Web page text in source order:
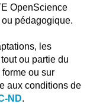
OpenScience
pédagogique.
les
ou partie du
ou sur
aux conditions de
ND.